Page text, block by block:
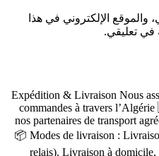
والموقع الإلكتروني في هذا
في تعليقي.
🚚 Expédition & Livraison Nous
commandes à travers
nos partenaires de transport
📦 Modes de livraison :
relais). Livraison à